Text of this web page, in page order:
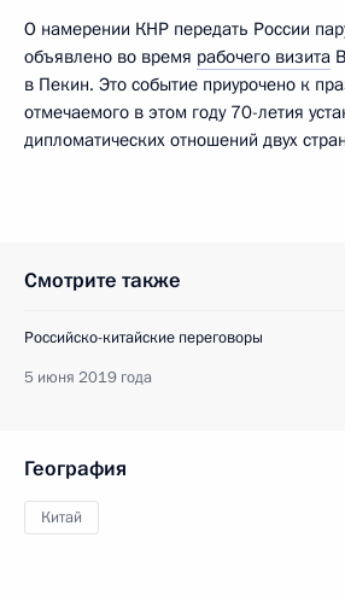
О намерении КНР передать России
объявлено во время рабочего визита
в Пекин. Это событие приурочено к
отмечаемого в этом году 70-летия
дипломатических отношений двух
Смотрите также
Российско-китайские переговоры
5 июня 2019 года
География
Китай